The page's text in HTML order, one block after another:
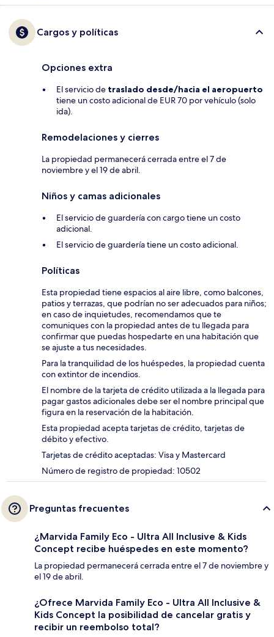
Cargos y políticas
Opciones extra
El servicio de traslado desde/hacia el aeropuerto
tiene un costo adicional de EUR 70 por vehículo (solo
ida).
Remodelaciones y cierres
La propiedad permanecerá cerrada entre el 7 de
noviembre y el 19 de abril.
Niños y camas adicionales
El servicio de guardería con cargo tiene un costo
adicional.
El servicio de guardería tiene un costo adicional.
Políticas
Esta propiedad tiene espacios al aire libre, como balcones,
patios y terrazas, que podrían no ser adecuados para niños;
en caso de inquietudes, recomendamos que te
comuniques con la propiedad antes de tu llegada para
confirmar que puedas hospedarte en una habitación que
se ajuste a tus necesidades.
Para la tranquilidad de los huéspedes, la propiedad cuenta
con extintor de incendios.
El nombre de la tarjeta de crédito utilizada a la llegada para
pagar gastos adicionales debe ser el nombre principal que
figura en la reservación de la habitación.
Esta propiedad acepta tarjetas de crédito, tarjetas de
débito y efectivo.
Tarjetas de crédito aceptadas: Visa y Mastercard
Número de registro de propiedad: 10502
Preguntas frecuentes
¿Marvida Family Eco - Ultra All Inclusive & Kids
Concept recibe huéspedes en este momento?
La propiedad permanecerá cerrada entre el 7 de noviembre y
el 19 de abril.
¿Ofrece Marvida Family Eco - Ultra All Inclusive &
Kids Concept la posibilidad de cancelar gratis y
recibir un reembolso total?